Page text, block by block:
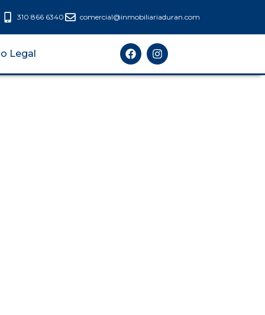
310 866 6340 comercial@inmobiliariaduran.com
Legal